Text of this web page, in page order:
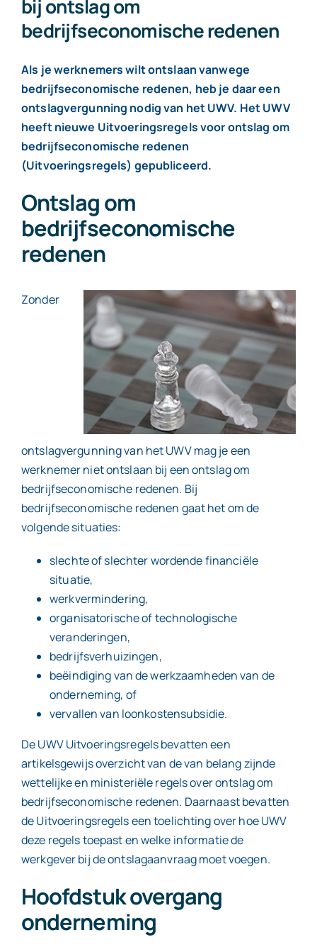
Contact
bij ontslag om
bedrijfseconomische redenen
Als je werknemers wilt ontslaan vanwege
bedrijfseconomische redenen, heb je daar een
ontslagvergunning nodig van het UWV. Het UWV
heeft nieuwe Uitvoeringsregels voor ontslag om
bedrijfseconomische redenen
(Uitvoeringsregels) gepubliceerd.
Ontslag om
bedrijfseconomische
redenen
Zonder
ontslagvergunning van het UWV mag je een
werknemer niet ontslaan bij een ontslag om
bedrijfseconomische redenen. Bij
bedrijfseconomische redenen gaat het om de
volgende situaties:
slechte of slechter wordende financiële
situatie,
werkvermindering,
organisatorische of technologische
veranderingen,
bedrijfsverhuizingen,
beëindiging van de werkzaamheden van de
onderneming, of
vervallen van loonkostensubsidie.
De UWV Uitvoeringsregels bevatten een
artikelsgewijs overzicht van de van belang zijnde
wettelijke en ministeriële regels over ontslag om
bedrijfseconomische redenen. Daarnaast bevatten
de Uitvoeringsregels een toelichting over hoe UWV
deze regels toepast en welke informatie de
werkgever bij de ontslagaanvraag moet voegen.
Hoofdstuk overgang
onderneming